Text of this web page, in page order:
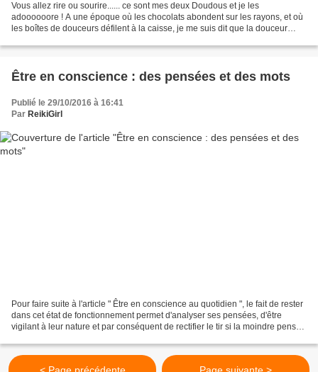
Vous allez rire ou sourire...... ce sont mes deux Doudous et je les
adoooooore ! A une époque où les chocolats abondent sur les rayons, et où
les boîtes de douceurs défilent à la caisse, je me suis dit que la douceur
Être en conscience : des pensées et des mots
Publié le 29/10/2016 à 16:41
Par ReikiGirl
Pour faire suite à l'article " Être en conscience au quotidien ", le fait de rester
dans cet état de fonctionnement permet d'analyser ses pensées, d'être
vigilant à leur nature et par conséquent de rectifier le tir si la moindre pensée
< Page précédente Page suivante >